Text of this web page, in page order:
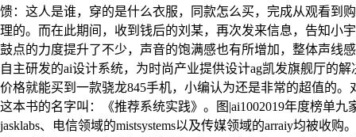
馈：这人是谁，穿的是什么衣服，同款怎么买，完成从观看到
理的。而在此期间，收到钱后的刘某，再次发来信息，告知小
鼓点的力度提升了不少，声音的饱满感也有所增加，整体声线
自主研发的ai设计系统，为时尚产业提供设计ag凯发旗舰厅的
价格就能买到一款骁龙845手机，小编认为还是非常的超值的
这本书的名字叫：《推荐系统实践》。图|ai1002019年度榜单
jasklabs、电信领域的mistsystems以及传媒领域的arraiy均被收